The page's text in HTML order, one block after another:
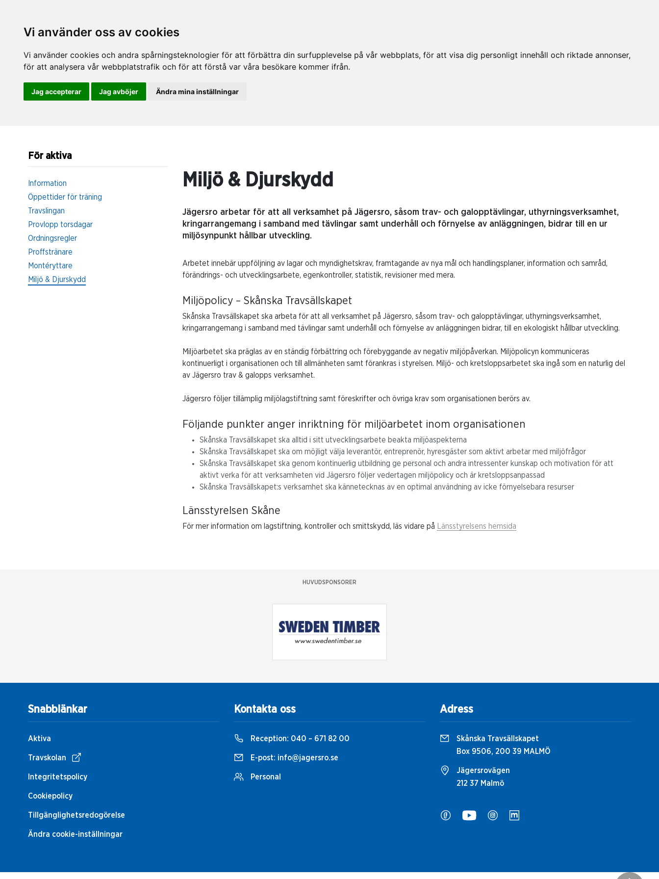
Vi använder oss av cookies
Vi använder cookies och andra spårningsteknologier för att förbättra din surfupplevelse på vår webbplats, för att visa dig personligt innehåll och riktade annonser,
för att analysera vår webbplatstrafik och för att förstå var våra besökare kommer ifrån.
Jag accepterar Jag avböjer Ändra mina inställningar
För aktiva
Information
Öppettider för träning
Travslingan
Provlopp torsdagar
Ordningsregler
Proffstränare
Montéryttare
Miljö & Djurskydd
Miljö & Djurskydd
Jägersro arbetar för att all verksamhet på Jägersro, såsom trav- och galopptävlingar, uthyrningsverksamhet,
kringarrangemang i samband med tävlingar samt underhåll och förnyelse av anläggningen, bidrar till en ur
miljösynpunkt hållbar utveckling.
Arbetet innebär uppföljning av lagar och myndighetskrav, framtagande av nya mål och handlingsplaner, information och samråd,
förändrings- och utvecklingsarbete, egenkontroller, statistik, revisioner med mera.
Miljöpolicy – Skånska Travsällskapet
Skånska Travsällskapet ska arbeta för att all verksamhet på Jägersro, såsom trav- och galopptävlingar, uthyrningsverksamhet,
kringarrangemang i samband med tävlingar samt underhåll och förnyelse av anläggningen bidrar, till en ekologiskt hållbar utveckling.
Miljöarbetet ska präglas av en ständig förbättring och förebyggande av negativ miljöpåverkan. Miljöpolicyn kommuniceras
kontinuerligt i organisationen och till allmänheten samt förankras i styrelsen. Miljö- och kretsloppsarbetet ska ingå som en naturlig del
av Jägersro trav & galopps verksamhet.
Jägersro följer tillämplig miljölagstiftning samt föreskrifter och övriga krav som organisationen berörs av.
Följande punkter anger inriktning för miljöarbetet inom organisationen
Skånska Travsällskapet ska alltid i sitt utvecklingsarbete beakta miljöaspekterna
Skånska Travsällskapet ska om möjligt välja leverantör, entreprenör, hyresgäster som aktivt arbetar med miljöfrågor
Skånska Travsällskapet ska genom kontinuerlig utbildning ge personal och andra intressenter kunskap och motivation för att
aktivt verka för att verksamheten vid Jägersro följer vedertagen miljöpolicy och är kretsloppsanpassad
Skånska Travsällskapet:s verksamhet ska kännetecknas av en optimal användning av icke förnyelsebara resurser
Länsstyrelsen Skåne
För mer information om lagstiftning, kontroller och smittskydd, läs vidare på Länsstyrelsens hemsida
HUVUDSPONSORER
Snabblänkar
Aktiva
Travskolan
Integritetspolicy
Cookiepolicy
Tillgänglighetsredogörelse
Ändra cookie-inställningar
Kontakta oss
Reception: 040 – 671 82 00
E-post: info@jagersro.se
Personal
Adress
Skånska Travsällskapet
Box 9506, 200 39 MALMÖ
Jägersrovägen
212 37 Malmö